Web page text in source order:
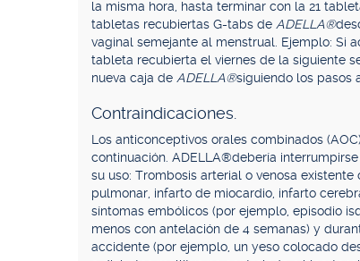
la misma hora, hasta terminar con la 21
tabletas recubiertas G-tabs de ADELLA®
vaginal semejante al menstrual. Ejemplo: Si
tableta recubierta el viernes de la siguiente
nueva caja de ADELLA®siguiendo los pasos
Contraindicaciones.
Los anticonceptivos orales combinados
continuación. ADELLA®debería
su uso: Trombosis arterial o venosa
pulmonar, infarto de miocardio, infarto
síntomas embólicos (por ejemplo, episodio
menos con antelación de 4 semanas) y
accidente (por ejemplo, un yeso colocado